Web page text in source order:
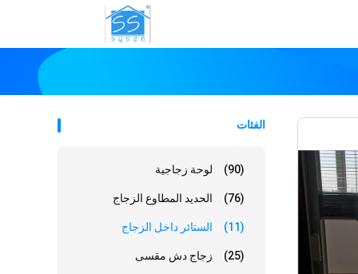
الفئات
لوحة زجاجية (90)
الحديد المطاوع الزجاج (76)
الستائر داخل الزجاج (11)
زجاج دش مقسى (25)